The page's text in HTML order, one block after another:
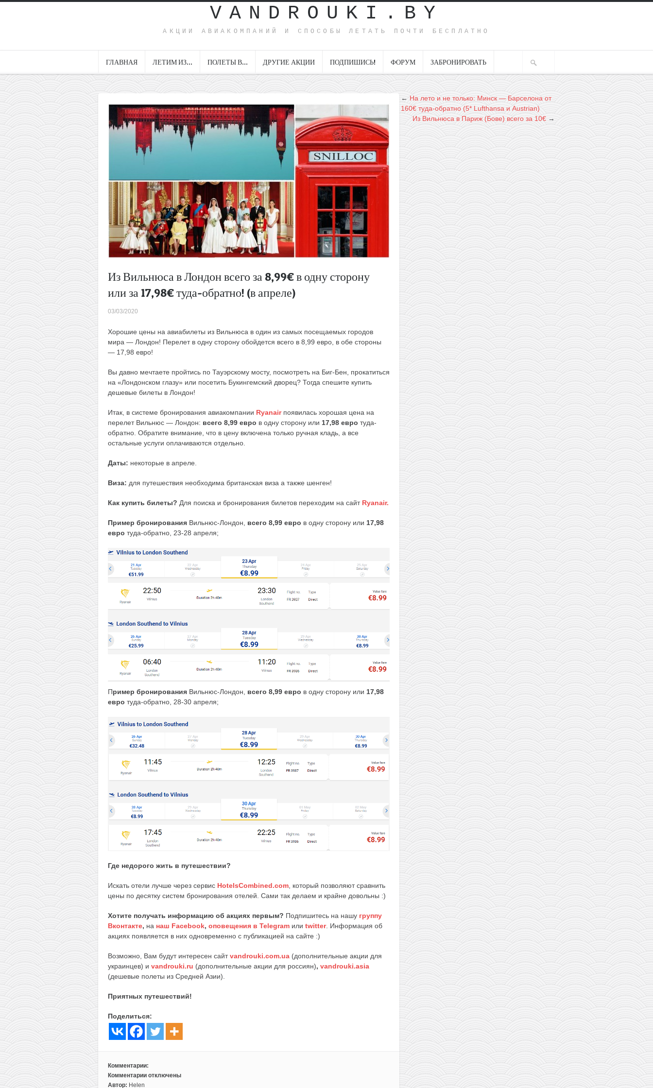
VANDROUKI.BY
АКЦИИ АВИАКОМПАНИЙ И СПОСОБЫ ЛЕТАТЬ ПОЧТИ БЕСПЛАТНО
ГЛАВНАЯ ЛЕТИМ ИЗ… ПОЛЕТЫ В… ДРУГИЕ АКЦИИ ПОДПИШИСЬ! ФОРУМ ЗАБРОНИРОВАТЬ
Из Вильнюса в Лондон всего за 8,99€ в одну сторону
или за 17,98€ туда-обратно! (в апреле)
03/03/2020
Хорошие цены на авиабилеты из Вильнюса в один из самых посещаемых городов
мира — Лондон! Перелет в одну сторону обойдется всего в 8,99 евро, в обе стороны
— 17,98 евро!
Вы давно мечтаете пройтись по Тауэрскому мосту, посмотреть на Биг-Бен, прокатиться
на «Лондонском глазу» или посетить Букингемский дворец? Тогда спешите купить
дешевые билеты в Лондон!
Итак, в системе бронирования авиакомпании Ryanairпоявилась хорошая цена на
перелет Вильнюс — Лондон: всего 8,99 евро в одну сторону или 17,98 евро туда-
обратно. Обратите внимание, что в цену включена только ручная кладь, а все
остальные услуги оплачиваются отдельно.
Даты: некоторые в апреле.
Виза: для путешествия необходима британская виза а также шенген!
Как купить билеты? Для поиска и бронирования билетов переходим на сайт Ryanair.
Пример бронирования Вильнюс-Лондон, всего 8,99 евро в одну сторону или 17,98
евро туда-обратно, 23-28 апреля;
Пример бронирования Вильнюс-Лондон, всего 8,99 евро в одну сторону или 17,98
евро туда-обратно, 28-30 апреля;
Где недорого жить в путешествии?
Искать отели лучше через сервис HotelsCombined.com , который позволяют сравнить
цены по десятку систем бронирования отелей. Сами так делаем и крайне довольны :)
Хотите получать информацию об акциях первым? Подпишитесь на нашу группу
Вконтакте, на наш Facebook, оповещения в Telegram или twitter. Информация об
акциях появляется в них одновременно с публикацией на сайте :)
Возможно, Вам будут интересен сайтvandrouki.com.ua (дополнительные акции для
украинцев) и vandrouki.ru (дополнительные акции для россиян), vandrouki.asia
(дешевые полеты из Средней Азии).
Приятных путешествий!
Поделиться:
Комментарии:
Комментарии
к
отключены
Автор: Helen
←На лето и не только: Минск — Барселона от
160€ туда-обратно (5* Lufthansa и Austrian)
Из Вильнюса в Париж (Бове) всего за 10€ →